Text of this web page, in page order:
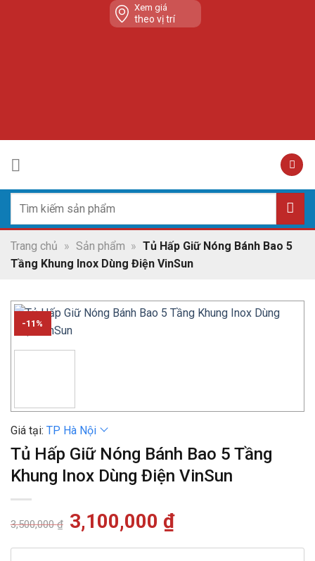
Xem giá
theo vị trí
kiếm:
Trang chủ » Sản phẩm » Tủ Hấp Giữ Nóng Bánh Bao 5
Tầng Khung Inox Dùng Điện VinSun
-11%
Giá tại: TP Hà Nội
Tủ Hấp Giữ Nóng Bánh Bao 5 Tầng
Khung Inox Dùng Điện VinSun
3,500,000₫ Giá
gốc
3,100,000 ₫Giá